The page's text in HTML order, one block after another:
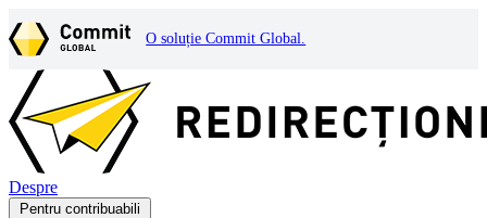
O soluție Commit Global.
Despre
Pentru contribuabili